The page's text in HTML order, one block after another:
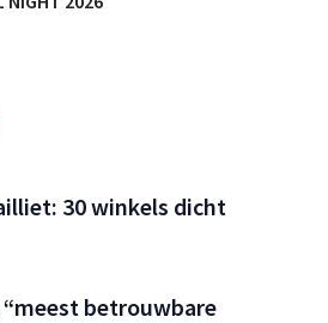
30 winkels dicht
betrouwbare